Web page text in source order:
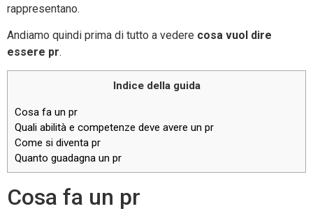
rappresentano.
Andiamo quindi prima di tutto a vedere cosa vuol dire
essere pr.
Indice della guida
Cosa fa un pr
Quali abilità e competenze deve avere un pr
Come si diventa pr
Quanto guadagna un pr
Cosa fa un pr